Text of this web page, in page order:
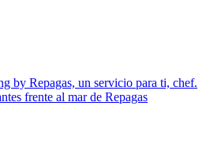
by Repagas, un servicio para ti, chef.
frente al mar de Repagas